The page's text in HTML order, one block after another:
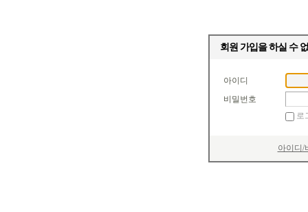
회원 가입을 하실 수
아이디
비밀번호
로
아이디/